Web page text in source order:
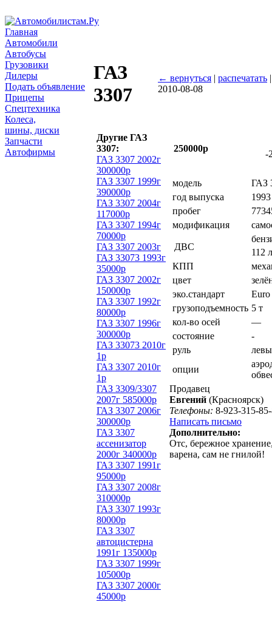
Главная
Автомобили
Автобусы
Грузовики
Дилеры
Подать объявление
Прицепы
Спецтехника
Колеса,
шины, диски
Запчасти
Автофирмы
ГАЗ
3307
← вернуться | распечатать
2010-08-08
Другие ГАЗ
3307:
ГАЗ 3307 2002г
300000р
ГАЗ 3307 1999г
390000р
ГАЗ 3307 2004г
117000р
ГАЗ 3307 1994г
70000р
ГАЗ 3307 2003г
ГАЗ 33073 1993г
35000р
ГАЗ 3307 2002г
150000р
ГАЗ 3307 1992г
80000р
ГАЗ 3307 1996г
300000р
ГАЗ 33073 2010г
1р
ГАЗ 3307 2010г
1р
ГАЗ 3309/3307
2007г 585000р
ГАЗ 3307 2006г
300000р
ГАЗ 3307
ассенизатор
2000г 340000р
ГАЗ 3307 1991г
95000р
ГАЗ 3307 2008г
310000р
ГАЗ 3307 1993г
80000р
ГАЗ 3307
автоцистерна
1991г 135000р
ГАЗ 3307 1999г
105000р
ГАЗ 3307 2000г
45000р
250000р
-
модель
ГАЗ
год выпуска
1993
пробег
модификация
ДВС
112
КПП
цвет
эко.стандарт
грузоподъемность 5 т
кол-во осей
—
состояние
-
руль
опции
Продавец
Евгений (Красноярск)
Телефоны: 8-923-315-
Написать письмо
Дополнительно:
Отс, бережное
варена, сам не гнилой!